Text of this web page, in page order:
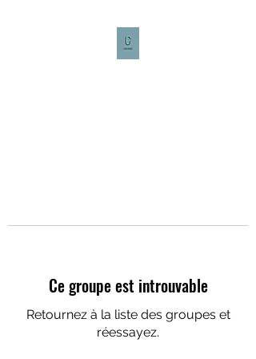
Ce groupe est introuvable
Retournez à la liste des groupes et
réessayez.